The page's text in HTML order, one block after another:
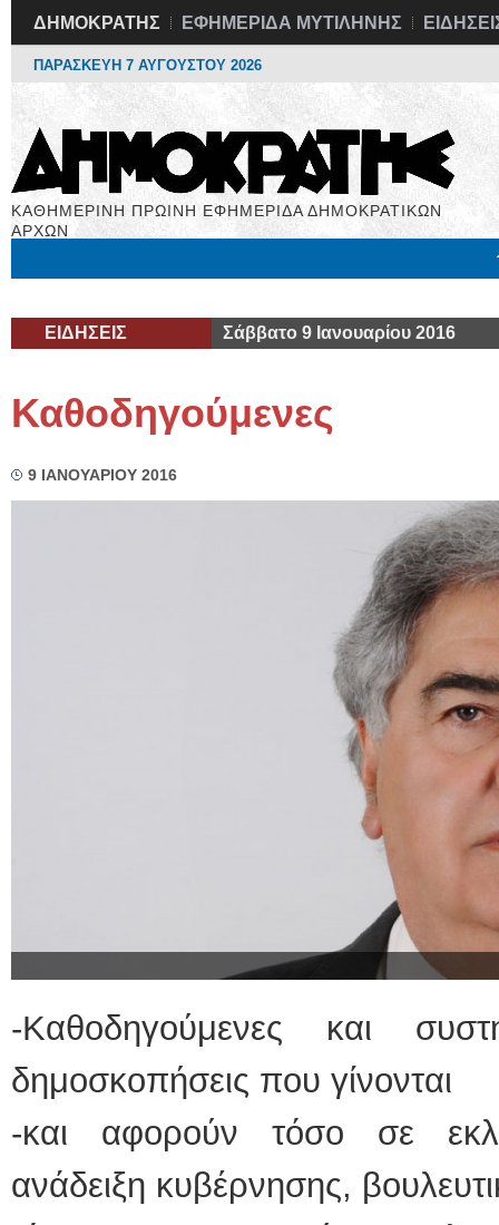
ΔΗΜΟΚΡΑΤΗΣ ΕΦΗΜΕΡΙΔΑ ΜΥΤΙΛΗΝΗΣ
ΠΑΡΑΣΚΕΥΗ 7 ΑΥΓΟΥΣΤΟΥ 2026
ΚΑΘΗΜΕΡΙΝΗ ΠΡΩΙΝΗ ΕΦΗΜΕΡΙΔΑ ΔΗΜΟΚΡΑΤΙΚΩΝ
ΑΡΧΩΝ
ΕΙΔΗΣΕΙΣ Σάββατο 9 Ιανουαρίου 2016
Καθοδηγούμενες
9 ΙΑΝΟΥΑΡΙΟΥ 2016
-Καθοδηγούμενες και
δημοσκοπήσεις που γίνονται
-και αφορούν τόσο σε
ανάδειξη κυβέρνησης,